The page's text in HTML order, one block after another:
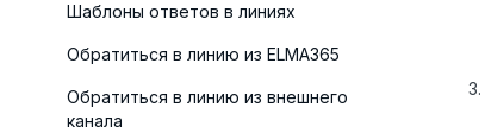
Шаблоны ответов в линиях
Обратиться в линию из ELMA365
Обратиться в линию из внешнего
канала